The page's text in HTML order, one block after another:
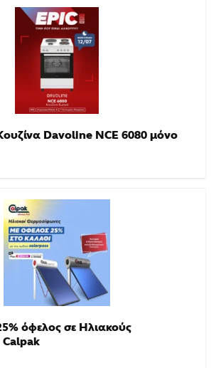
Davoline NCE 6080 μόνο
όφελος σε Ηλιακούς